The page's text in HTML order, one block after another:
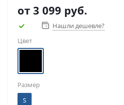
от 3 099 руб.
Нашли дешевле?
Цвет
Размер
S